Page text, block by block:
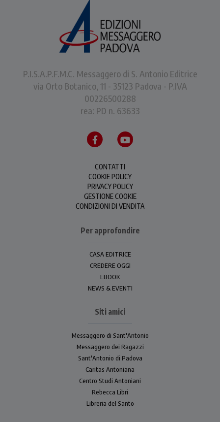
P.I.S.A.P.F.M.C. Messaggero di S. Antonio Editrice
via Orto Botanico, 11 - 35123 Padova - P.IVA
00226500288
rea: PD n. 63633
CONTATTI
COOKIE POLICY
PRIVACY POLICY
GESTIONE COOKIE
CONDIZIONI DI VENDITA
Per approfondire
CASA EDITRICE
CREDERE OGGI
EBOOK
NEWS & EVENTI
Siti amici
Messaggero di Sant'Antonio
Messaggero dei Ragazzi
Sant'Antonio di Padova
Caritas Antoniana
Centro Studi Antoniani
Rebecca Libri
Libreria del Santo